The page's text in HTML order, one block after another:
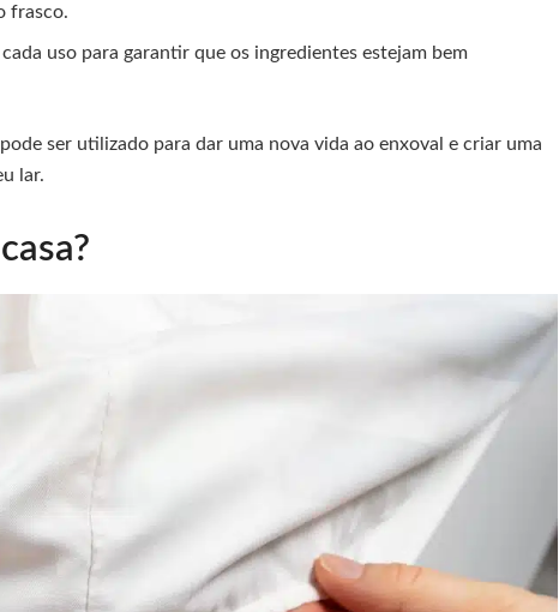
frasco.
uso para garantir que os ingredientes estejam bem
ser utilizado para dar uma nova vida ao enxoval e criar uma
lar.